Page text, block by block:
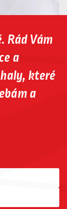
Rád Vám
a
které
a